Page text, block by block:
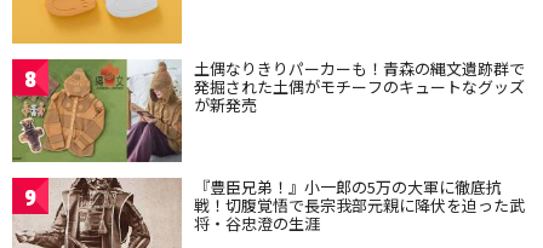
8 土偶なりきりパーカーも！青森の縄文遺跡群で
発掘された土偶がモチーフのキュートなグッズ
が新発売
9 『豊臣兄弟！』小一郎の5万の大軍に徹底抗
戦！切腹覚悟で長宗我部元親に降伏を迫った武
将・谷忠澄の生涯